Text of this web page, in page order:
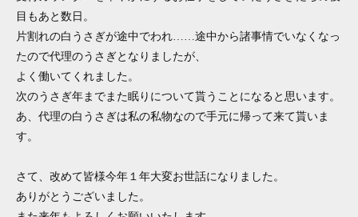
目もあと数日。
片割れの白うさぎが途中でわれ……途中から諸事情でいなくなっ
たので代理のうさぎとなりましたが、
よく働いてくれました。
次のうさぎ年までまた眠りについて貰うことになると思います。
あ、代理の白うさぎは私の私物なので手元に帰って来て貰いま
す。
さて、改めて皆様今年１年大変お世話になりました。
ありがとうございました。